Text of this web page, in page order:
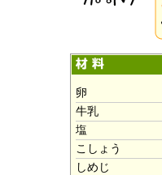
卵
牛乳
塩
こしょう
しめじ